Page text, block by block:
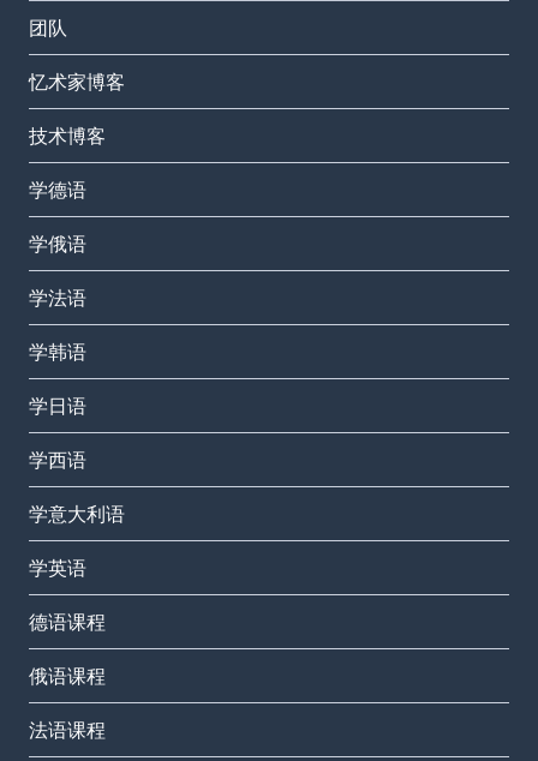
团队
忆术家博客
技术博客
学德语
学俄语
学法语
学韩语
学日语
学西语
学意大利语
学英语
德语课程
俄语课程
法语课程